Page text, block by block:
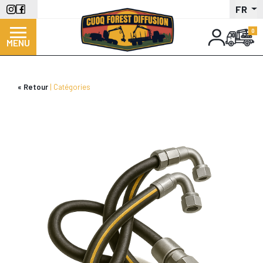
Aller
au
contenu
principal
FR
MENU
Retour Catégories